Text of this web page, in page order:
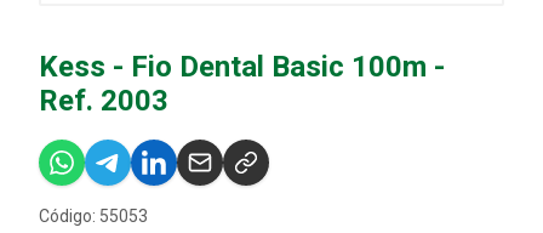
Kess - Fio Dental Basic 100m -
Ref. 2003
Código: 55053